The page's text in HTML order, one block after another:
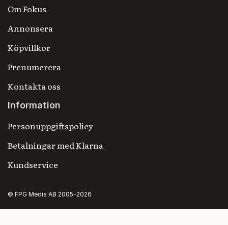
Om Fokus
Annonsera
Köpvillkor
Prenumerera
Kontakta oss
Information
Personuppgiftspolicy
Betalningar med Klarna
Kundservice
© FPG Media AB 2005-2026